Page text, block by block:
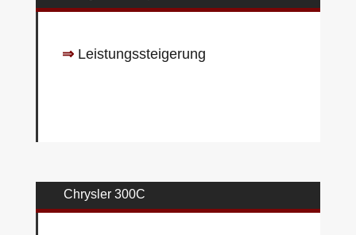
⇒Leistungssteigerung
Chrysler 300C